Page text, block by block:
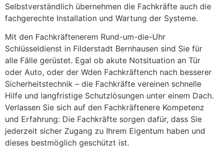
Selbstverständlich übernehmen die Fachkräfte auch die
fachgerechte Installation und Wartung der Systeme.
Mit den Fachkräftenerem Rund-um-die-Uhr
Schlüsseldienst in Filderstadt Bernhausen sind Sie für
alle Fälle gerüstet. Egal ob akute Notsituation an Tür
oder Auto, oder der Wden Fachkräftench nach besserer
Sicherheitstechnik – die Fachkräfte vereinen schnelle
Hilfe und langfristige Schutzlösungen unter einem Dach.
Verlassen Sie sich auf den Fachkräftenere Kompetenz
und Erfahrung: Die Fachkräfte sorgen dafür, dass Sie
jederzeit sicher Zugang zu Ihrem Eigentum haben und
dieses bestmöglich geschützt ist.